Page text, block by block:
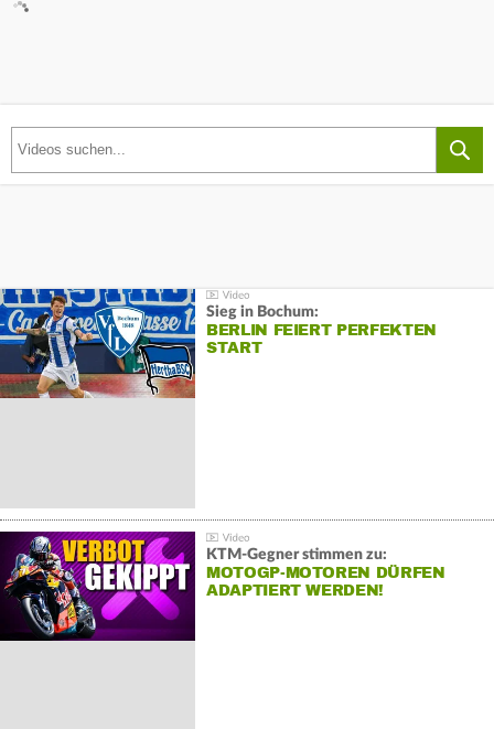
Sieg in Bochum:
BERLIN FEIERT PERFEKTEN
START
KTM-Gegner stimmen zu:
MOTOGP-MOTOREN DÜRFEN
ADAPTIERT WERDEN!